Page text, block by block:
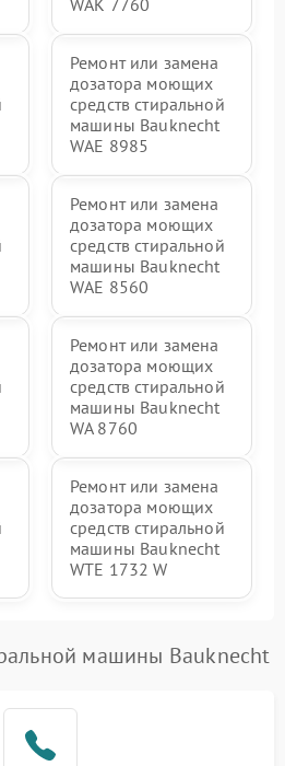
WAK 7760
Ремонт или замена
дозатора моющих
средств стиральной
машины Bauknecht
WAE 8985
Ремонт или замена
дозатора моющих
средств стиральной
машины Bauknecht
WAE 8560
Ремонт или замена
дозатора моющих
средств стиральной
машины Bauknecht
WA 8760
Ремонт или замена
дозатора моющих
средств стиральной
машины Bauknecht
WTE 1732 W
машины Bauknecht